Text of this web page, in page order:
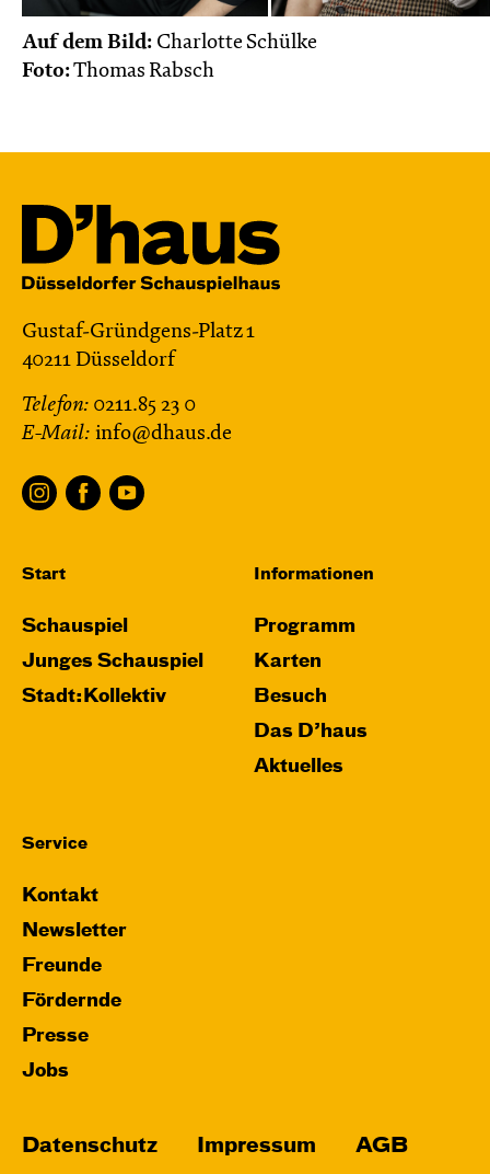
Auf dem Bild: Charlotte Schülke
Foto:Thomas Rabsch
Gustaf-Gründgens-Platz 1
40211 Düsseldorf
Telefon: 0211.85 23 0
E-Mail: info@dhaus.de
Start
Schauspiel
Junges Schauspiel
Stadt:Kollektiv
Informationen
Programm
Karten
Besuch
Das D’haus
Aktuelles
Service
Kontakt
Newsletter
Freunde
Fördernde
Presse
Jobs
Datenschutz Impressum AGB